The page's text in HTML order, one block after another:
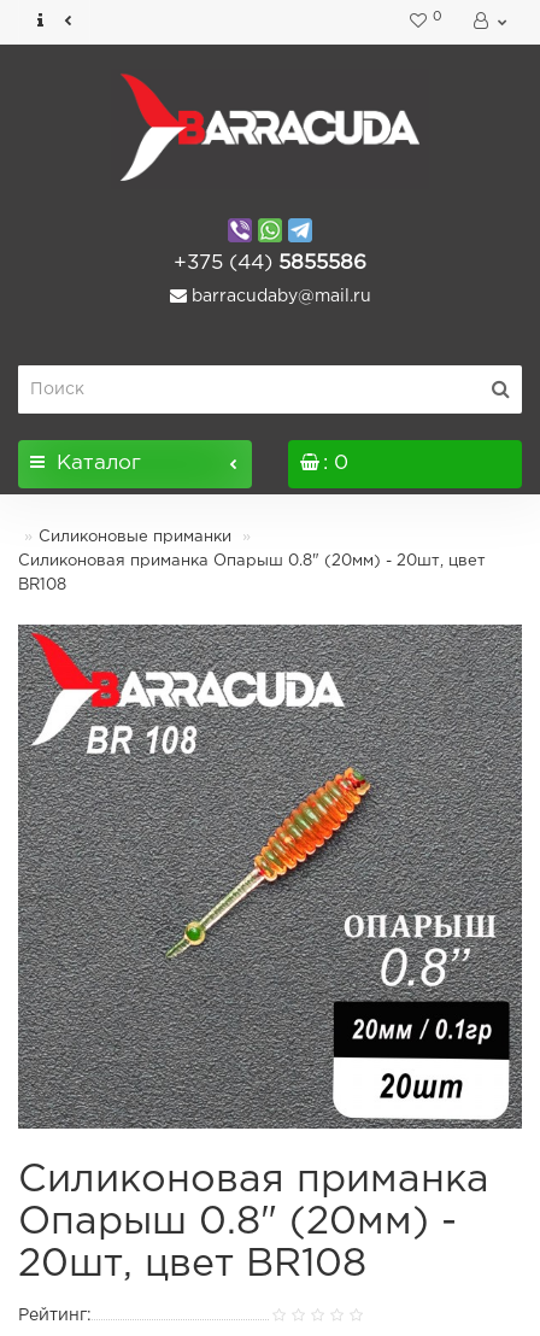
0
+375 (44) 5855586
barracudaby@mail.ru
Каталог : 0
Силиконовые приманки
Силиконовая приманка Опарыш 0.8" (20мм) - 20шт, цвет
BR108
Силиконовая приманка
Опарыш 0.8" (20мм) -
20шт, цвет BR108
Рейтинг: